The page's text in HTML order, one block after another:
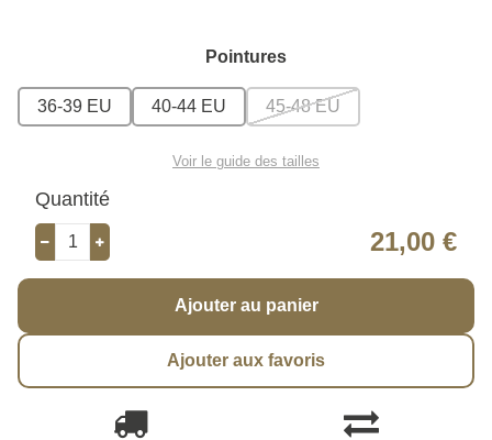
Pointures
36-39 EU 40-44 EU 45-48 EU
Voir le guide des tailles
Quantité
21,00 €
Ajouter au panier
Ajouter aux favoris